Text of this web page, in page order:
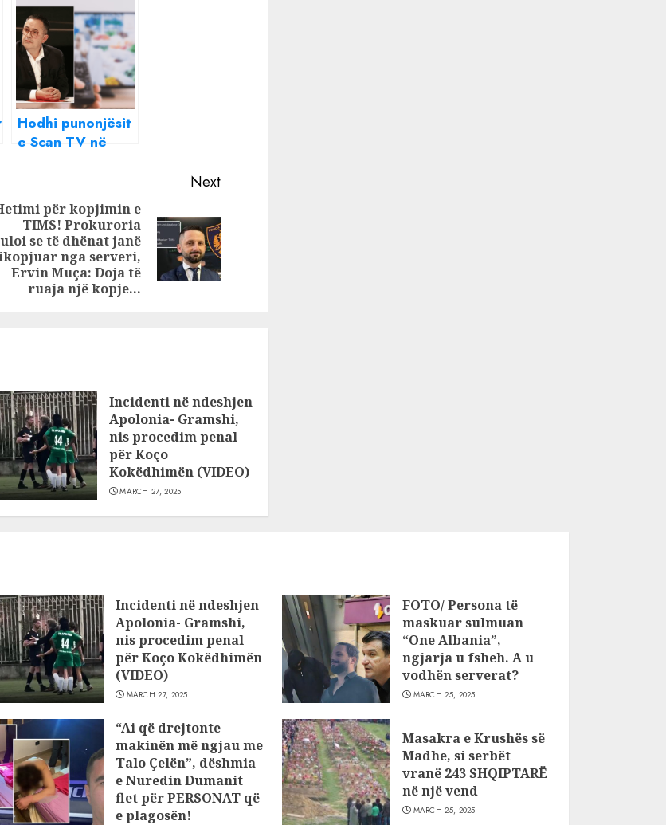
Hodhi punonjësit
e Scan TV në
Mane merr
kontrollin e TBU-
së
Next
për kopjimin e
TIMS! Prokuroria
se të dhënat janë
nga serveri,
Ervin Muça: Doja të
ruaja një kopje…
Incidenti në ndeshjen
Apolonia- Gramshi,
nis procedim penal
për Koço
Kokëdhimën (VIDEO)
MARCH 27, 2025
Incidenti në ndeshjen
Apolonia- Gramshi,
nis procedim penal
për Koço Kokëdhimën
(VIDEO)
MARCH 27, 2025
FOTO/ Persona të
maskuar sulmuan
“One Albania”,
ngjarja u fsheh. A u
vodhën serverat?
MARCH 25, 2025
“Ai që drejtonte
makinën më ngjau me
Talo Çelën”, dëshmia
e Nuredin Dumanit
flet për PERSONAT që
e plagosën!
Masakra e Krushës së
Madhe, si serbët
vranë 243 SHQIPTARË
në një vend
MARCH 25, 2025